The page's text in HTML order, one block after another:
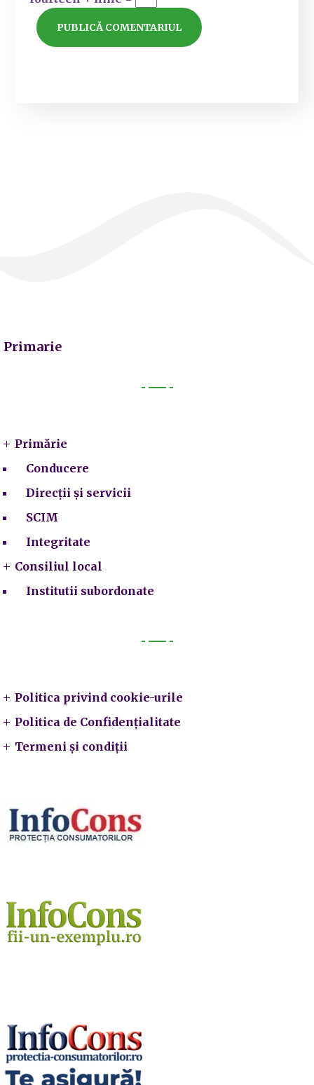
Primarie
Primărie
Conducere
Direcții și servicii
SCIM
Integritate
Consiliul local
Institutii subordonate
Politica privind cookie-urile
Politica de Confidențialitate
Termeni și condiții